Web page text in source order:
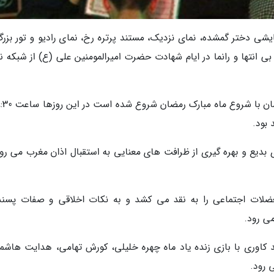
دختر گمشده، نمای نزدیک، مستند پرتره رخ، نمای رادیو و تور
بی انتها و رانما در ایام شهادت حضرت امیرالمومنین علی (ع) از شبکه
بود.
بدیع و بهره گیری از ظرافت های معنایی به استقبال اذان مغرب می
اجتماعی را به نقد می کشد و به نکات اخلاقی و صفات
رود.
کاوری با بازی زنده یاد ماه چهره خلیلی، کورش تهامی، هدایت
رود.